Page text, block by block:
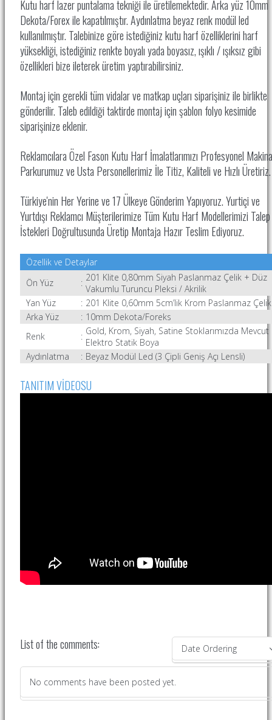
Kutu harf lazer puntalama tekniği ile üretilemektedir. Arka yüz 10mm
Dekota/Forex ile kapatılmıştır. Aydınlatma beyaz renk modül led
kullanılmıştır. Talebinize göre istediğiniz kutu harf özelliklerini harf
yüksekliği, istediğiniz renkte boyalı yada boyasız, ışıklı / ışıksız gibi
özellikleri bize ileterek üretim yaptırabilirsiniz.
Montaj için gerekli tüm vidalar ve matkap uçları siparişiniz ile birlikte
gönderilir. Taleb edildiği taktirde montaj için şablon folyo kesimide
siparişinize eklenir.
Reklamcılara Özel Fason Kutu Harf İmalatlarımızı Profesyonel Makina
Parkurumuz ve Usta Personellerimiz İle Titiz, Kaliteli ve Hızlı
Türkiye'nin Her Yerine ve 17 Ülkeye Gönderim Yapıyoruz. Yurtiçi ve
Yurtdışı Reklamcı Müşterilerimize Tüm Kutu Harf Modellerimizi
İstekleri Doğrultusunda Üretip Montaja Hazır Teslim Ediyoruz.
Özellik ve Detaylar
Ön Yüz
: 201 Klite 0,80mm Siyah Paslanmaz Çelik + Düz
Vakumlu Turuncu Pleksi / Akrilik
Yan Yüz
: 201 Klite 0,60mm 5cm’lik Krom Paslanmaz Çelik
Arka Yüz
: 10mm Dekota/Foreks
Renk
: Gold, Krom, Siyah, Satine Stoklarımızda Mevcut
Elektro Statik Boya
Aydınlatma
: Beyaz Modül Led (3 Çipli Geniş Açı Lensli)
TANITIM VİDEOSU
Date Ordering
List of the comments:
No comments have been posted yet.